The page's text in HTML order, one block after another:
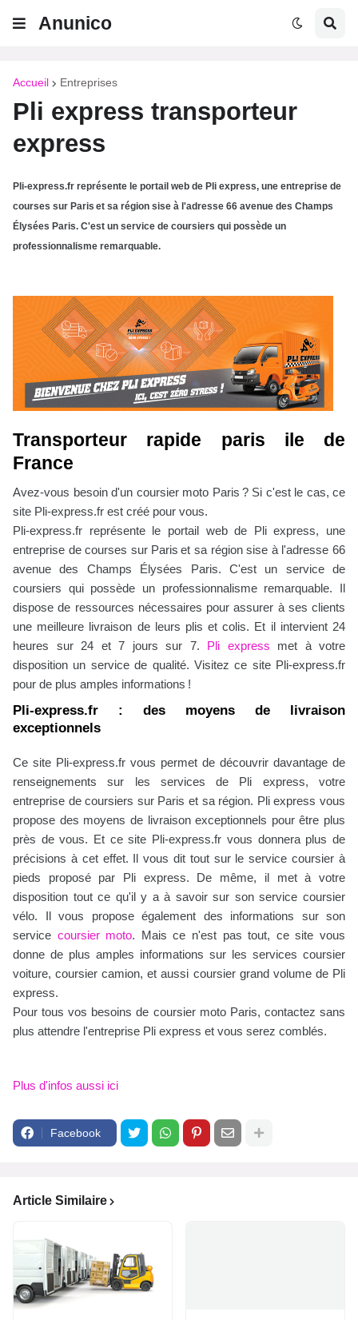
Anunico
Accueil Entreprises
Pli express transporteur
express
Pli-express.fr représente le portail web de Pli express, une entreprise de
courses sur Paris et sa région sise à l'adresse 66 avenue des Champs
Élysées Paris. C'est un service de coursiers qui possède un
professionnalisme remarquable.
Transporteur rapide paris ile de
France
Avez-vous besoin d'un coursier moto Paris ? Si c'est le cas, ce
site Pli-express.fr est créé pour vous.
Pli-express.fr représente le portail web de Pli express, une
entreprise de courses sur Paris et sa région sise à l'adresse 66
avenue des Champs Élysées Paris. C'est un service de
coursiers qui possède un professionnalisme remarquable. Il
dispose de ressources nécessaires pour assurer à ses clients
une meilleure livraison de leurs plis et colis. Et il intervient 24
heures sur 24 et 7 jours sur 7. Pli express met à votre
disposition un service de qualité. Visitez ce site Pli-express.fr
pour de plus amples informations !
Pli-express.fr : des moyens de livraison
exceptionnels
Ce site Pli-express.fr vous permet de découvrir davantage de
renseignements sur les services de Pli express, votre
entreprise de coursiers sur Paris et sa région. Pli express vous
propose des moyens de livraison exceptionnels pour être plus
près de vous. Et ce site Pli-express.fr vous donnera plus de
précisions à cet effet. Il vous dit tout sur le service coursier à
pieds proposé par Pli express. De même, il met à votre
disposition tout ce qu'il y a à savoir sur son service coursier
vélo. Il vous propose également des informations sur son
service coursier moto. Mais ce n'est pas tout, ce site vous
donne de plus amples informations sur les services coursier
voiture, coursier camion, et aussi coursier grand volume de Pli
express.
Pour tous vos besoins de coursier moto Paris, contactez sans
plus attendre l'entreprise Pli express et vous serez comblés.
Plus d'infos aussi ici
Facebook
Article Similaire